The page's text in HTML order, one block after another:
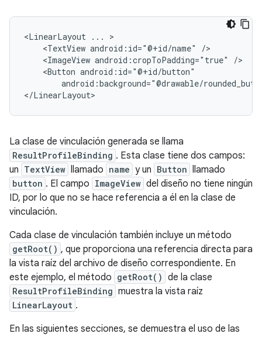
<LinearLayout ...
<TextView android:id="@+id/name"
<ImageView android:cropToPadding="true"
<Button
android:background="@drawable/
La clase de vinculación generada se llama
ResultProfileBinding . Esta clase tiene dos campos:
un TextView llamado name y un Button llamado
button . El campo ImageView del diseño no tiene ningún
ID, por lo que no se hace referencia a él en la clase de
vinculación.
Cada clase de vinculación también incluye un método
getRoot() , que proporciona una referencia directa para
la vista raíz del archivo de diseño correspondiente. En
este ejemplo, el método getRoot() de la clase
ResultProfileBinding muestra la vista raíz
LinearLayout .
En las siguientes secciones, se demuestra el uso de las